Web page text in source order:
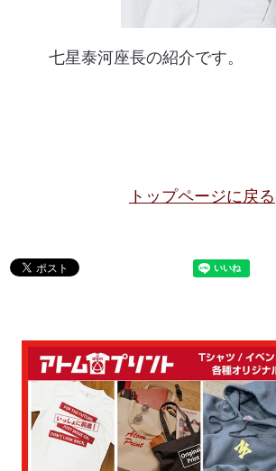
七星泰河座長の紹介です。
トップページに戻る